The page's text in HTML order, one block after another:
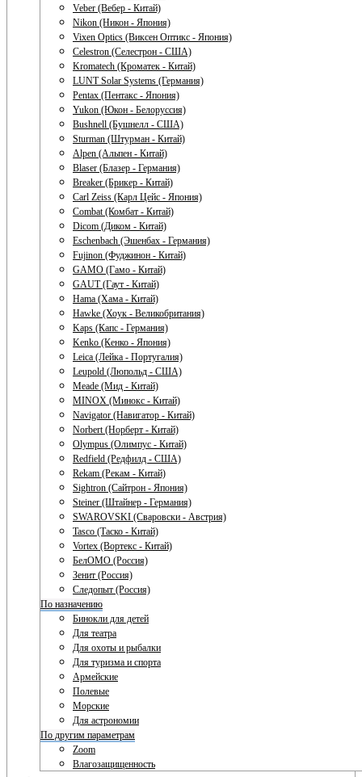
Veber (Вебер - Китай)
Nikon (Никон - Япония)
Vixen Optics (Виксен Оптикс - Япония)
Celestron (Селестрон - США)
Kromatech (Кроматек - Китай)
LUNT Solar Systems (Германия)
Pentax (Пентакс - Япония)
Yukon (Юкон - Белоруссия)
Bushnell (Бушнелл - США)
Sturman (Штурман - Китай)
Alpen (Альпен - Китай)
Blaser (Блазер - Германия)
Breaker (Брикер - Китай)
Carl Zeiss (Карл Цейс - Япония)
Combat (Комбат - Китай)
Dicom (Диком - Китай)
Eschenbach (Эшенбах - Германия)
Fujinon (Фуджинон - Китай)
GAMO (Гамо - Китай)
GAUT (Гаут - Китай)
Hama (Хама - Китай)
Hawke (Хоук - Великобритания)
Kaps (Капс - Германия)
Kenko (Кенко - Япония)
Leica (Лейка - Португалия)
Leupold (Люпольд - США)
Meade (Мид - Китай)
MINOX (Минокс - Китай)
Navigator (Навигатор - Китай)
Norbert (Норберт - Китай)
Olympus (Олимпус - Китай)
Redfield (Редфилд - США)
Rekam (Рекам - Китай)
Sightron (Сайтрон - Япония)
Steiner (Штайнер - Германия)
SWAROVSKI (Сваровски - Австрия)
Tasco (Таско - Китай)
Vortex (Вортекс - Китай)
БелОМО (Россия)
Зенит (Россия)
Следопыт (Россия)
По назначению
Бинокли для детей
Для театра
Для охоты и рыбалки
Для туризма и спорта
Армейские
Полевые
Морские
Для астрономии
По другим параметрам
Zoom
Влагозащищенность